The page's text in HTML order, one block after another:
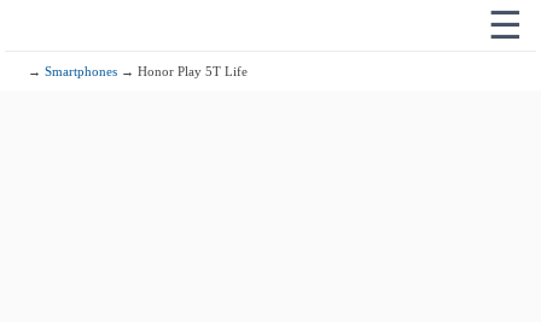
☰
→Smartphones → Honor Play 5T Life